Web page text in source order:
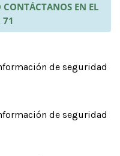
EN EL
71
de seguridad
de seguridad